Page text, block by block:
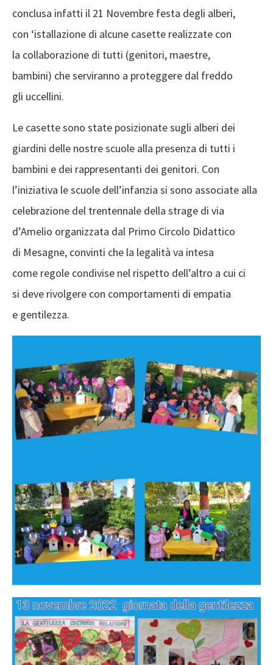
conclusa infatti il 21 Novembre festa degli alberi,
con ‘istallazione di alcune casette realizzate con
la collaborazione di tutti (genitori, maestre,
bambini) che serviranno a proteggere dal freddo
gli uccellini.
Le casette sono state posizionate sugli alberi dei
giardini delle nostre scuole alla presenza di tutti i
bambini e dei rappresentanti dei genitori. Con
l’iniziativa le scuole dell’infanzia si sono associate alla
celebrazione del trentennale della strage di via
d’Amelio organizzata dal Primo Circolo Didattico
di Mesagne, convinti che la legalità va intesa
come regole condivise nel rispetto dell’altro a cui ci
si deve rivolgere con comportamenti di empatia
e gentilezza.